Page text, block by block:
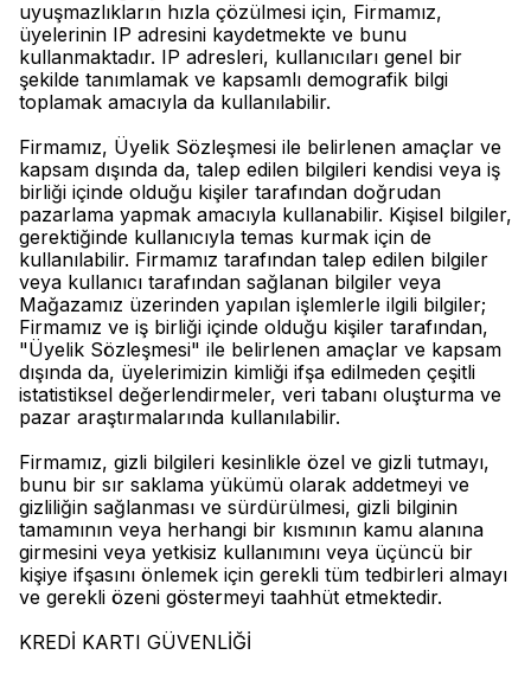
uyuşmazlıkların hızla çözülmesi için, Firmamız,
üyelerinin IP adresini kaydetmekte ve bunu
kullanmaktadır. IP adresleri, kullanıcıları genel bir
şekilde tanımlamak ve kapsamlı demografik bilgi
toplamak amacıyla da kullanılabilir.
Firmamız, Üyelik Sözleşmesi ile belirlenen amaçlar ve
kapsam dışında da, talep edilen bilgileri kendisi veya iş
birliği içinde olduğu kişiler tarafından doğrudan
pazarlama yapmak amacıyla kullanabilir. Kişisel bilgiler,
gerektiğinde kullanıcıyla temas kurmak için de
kullanılabilir. Firmamız tarafından talep edilen bilgiler
veya kullanıcı tarafından sağlanan bilgiler veya
Mağazamız üzerinden yapılan işlemlerle ilgili bilgiler;
Firmamız ve iş birliği içinde olduğu kişiler tarafından,
"Üyelik Sözleşmesi" ile belirlenen amaçlar ve kapsam
dışında da, üyelerimizin kimliği ifşa edilmeden çeşitli
istatistiksel değerlendirmeler, veri tabanı oluşturma ve
pazar araştırmalarında kullanılabilir.
Firmamız, gizli bilgileri kesinlikle özel ve gizli tutmayı,
bunu bir sır saklama yükümü olarak addetmeyi ve
gizliliğin sağlanması ve sürdürülmesi, gizli bilginin
tamamının veya herhangi bir kısmının kamu alanına
girmesini veya yetkisiz kullanımını veya üçüncü bir
kişiye ifşasını önlemek için gerekli tüm tedbirleri almayı
ve gerekli özeni göstermeyi taahhüt etmektedir.
KREDİ KARTI GÜVENLİĞİ